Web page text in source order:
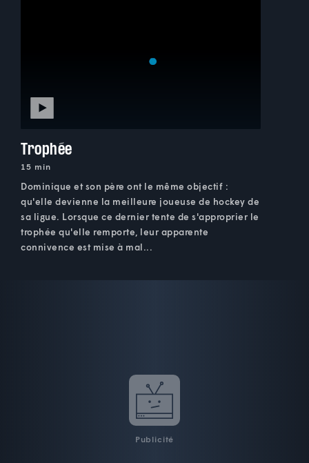
Trophée
15 min
Dominique et son père ont le même objectif :
qu'elle devienne la meilleure joueuse de hockey de
sa ligue. Lorsque ce dernier tente de s'approprier le
trophée qu'elle remporte, leur apparente
connivence est mise à mal...
Publicité